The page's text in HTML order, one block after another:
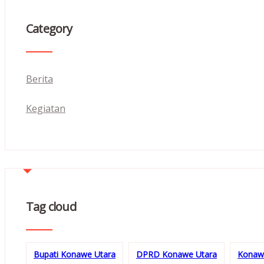
Category
Berita
Kegiatan
Tag cloud
Bupati Konawe Utara DPRD Konawe Utara